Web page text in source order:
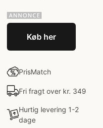
Køb her
PrisMatch
Fri fragt over kr. 349
Hurtig levering 1-2
dage